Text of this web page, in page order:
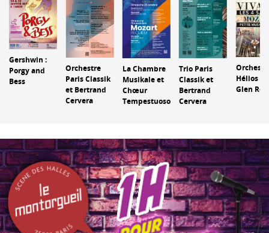
Gershwin :
Porgy and
Bess
Orchestre
Paris Classik
et Bertrand
Cervera
La Chambre
Musikale et
Chœur
Tempestuoso
Trio Paris
Classik et
Bertrand
Cervera
Hélios et
Glen